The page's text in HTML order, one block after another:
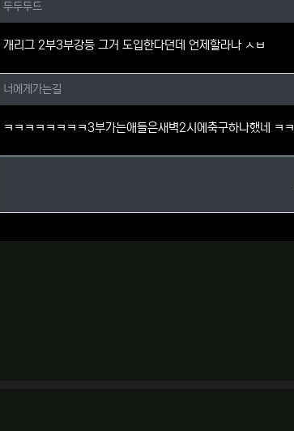
두두두드
개리그 2부3부강등 그거 도입한다던데 언제할라나 ㅅㅂ
너에게가는길님의 댓글
너에게가는길
ㅋㅋㅋㅋㅋㅋㅋㅋ3부가는애들은새벽2시에축구하나했네 ㅋㅋ